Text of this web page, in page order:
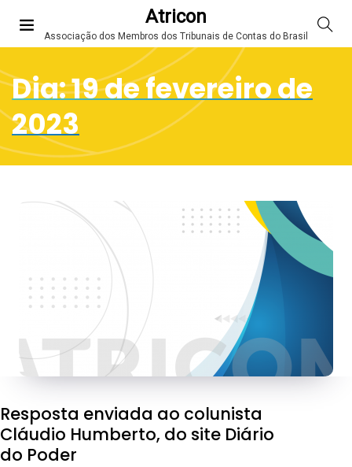
Atricon
Associação dos Membros dos Tribunais de Contas do Brasil
Dia:19 de fevereiro de
2023
Resposta enviada ao colunista
Cláudio Humberto, do site Diário
do Poder